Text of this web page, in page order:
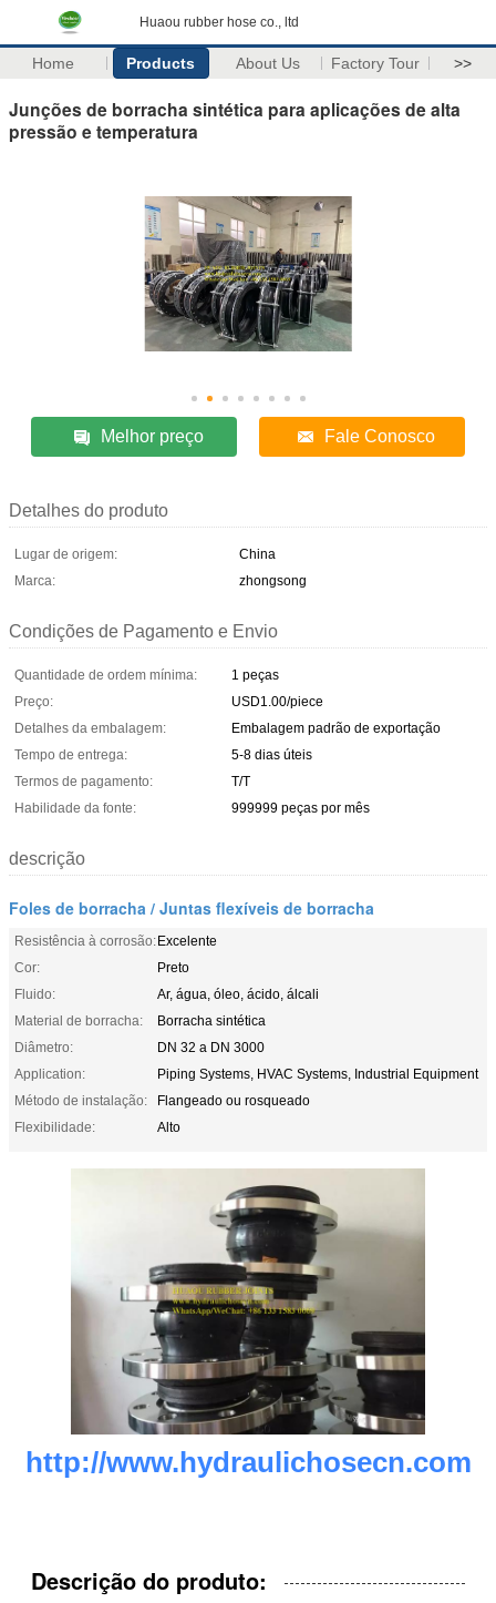
Huaou rubber hose co., ltd
Home Products About Us Factory Tour >>
Junções de borracha sintética para aplicações de alta
pressão e temperatura
Melhor preço Fale Conosco
Detalhes do produto
Lugar de origem:
China
Marca:
zhongsong
Condições de Pagamento e Envio
Quantidade de ordem mínima:
1 peças
Preço:
USD1.00/piece
Detalhes da embalagem:
Embalagem padrão de exportação
Tempo de entrega:
5-8 dias úteis
Termos de pagamento:
T/T
Habilidade da fonte:
999999 peças por mês
descrição
Foles de borracha / Juntas flexíveis de borracha
Resistência à corrosão:Excelente
Cor:
Preto
Fluido:
Ar, água, óleo, ácido, álcali
Material de borracha:
Borracha sintética
Diâmetro:
DN 32 a DN 3000
Application:
Piping Systems, HVAC Systems, Industrial Equipment
Método de instalação:
Flangeado ou rosqueado
Flexibilidade:
Alto
http://www.hydraulichosecn.com
Descrição do produto: